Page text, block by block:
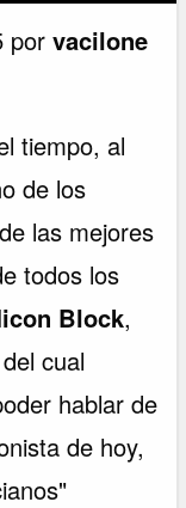
porvacilone
tiempo, al
de los
las mejores
todos los
Block,
del cual
hablar de
de hoy,